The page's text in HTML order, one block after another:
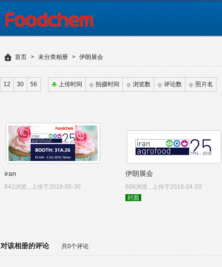
首页 > 未分类相册 > 伊朗展会
12 30 56 上传时间 拍摄时间 浏览数 评论数 照片名
iran
641浏览 , 上传于2018-05-30
伊朗展会
608浏览 , 上传于2018-04-20
封面
对该相册的评论 共0个评论